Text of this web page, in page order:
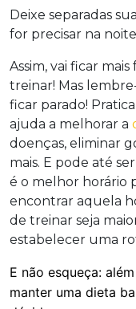
Deixe separadas
for precisar na
Assim, vai ficar
treinar! Mas
ficar parado!
ajuda a melhorar a
doenças, eliminar
mais. E pode até
é o melhor horário
encontrar aquela
de treinar seja
estabelecer uma
E não esqueça:
manter uma dieta